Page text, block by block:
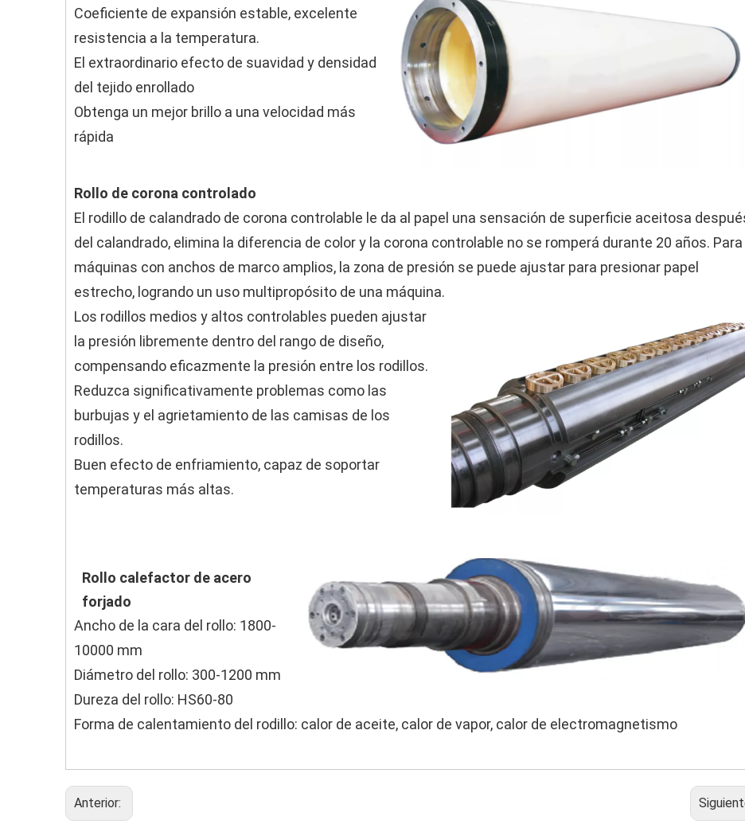
Coeficiente de expansión estable, excelente
resistencia a la temperatura.
El extraordinario efecto de suavidad y densidad
del tejido enrollado
Obtenga un mejor brillo a una velocidad más
rápida
Rollo de corona controlado
El rodillo de calandrado de corona controlable le da al papel una sensación de superficie aceitosa
del calandrado, elimina la diferencia de color y la corona controlable no se romperá durante 20 años. Para
máquinas con anchos de marco amplios, la zona de presión se puede ajustar para presionar papel
estrecho, logrando un uso multipropósito de una máquina.
Los rodillos medios y altos controlables pueden ajustar
la presión libremente dentro del rango de diseño,
compensando eficazmente la presión entre los rodillos.
Reduzca significativamente problemas como las
burbujas y el agrietamiento de las camisas de los
rodillos.
Buen efecto de enfriamiento, capaz de soportar
temperaturas más altas.
Rollo calefactor de acero
forjado
Ancho de la cara del rollo: 1800-
10000 mm
Diámetro del rollo: 300-1200 mm
Dureza del rollo: HS60-80
Forma de calentamiento del rodillo: calor de aceite, calor de vapor, calor de electromagnetismo
Anterior: